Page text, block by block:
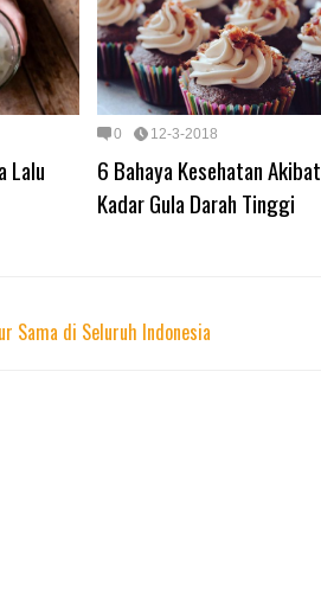
Lalu
0 12-3-2018
6 Bahaya Kesehatan Akibat
Kadar Gula Darah Tinggi
Sama di Seluruh Indonesia